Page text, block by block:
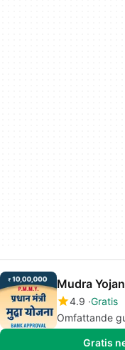
Mudra
4.9 Gratis
Omfattande
Gratis